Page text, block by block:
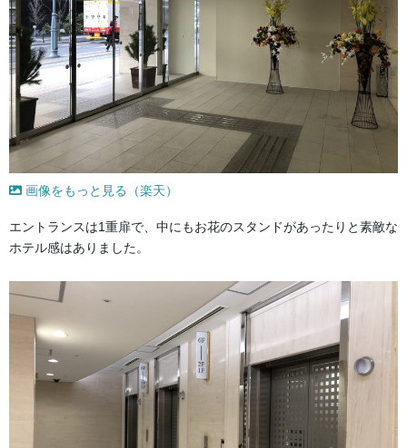
画像をもっと見る（楽天）
エントランスは1重扉で、中にもお花のスタンドがあったりと素敵な
ホテル感はありました。